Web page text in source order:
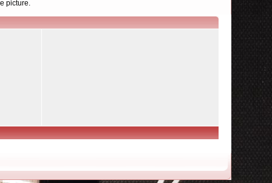
picture.